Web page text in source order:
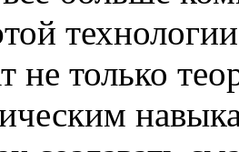
не только